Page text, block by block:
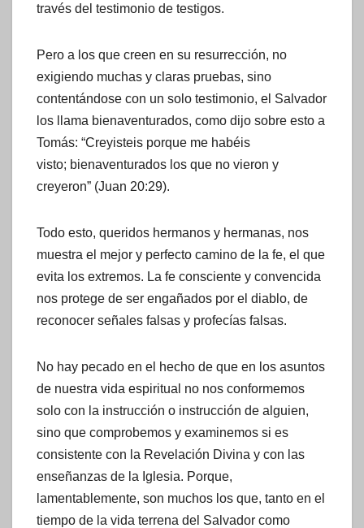
través del testimonio de testigos.
Pero a los que creen en su resurrección, no
exigiendo muchas y claras pruebas, sino
contentándose con un solo testimonio, el Salvador
los llama bienaventurados, como dijo sobre esto a
Tomás: “Creyisteis porque me habéis
visto; bienaventurados los que no vieron y
creyeron” (Juan 20:29).
Todo esto, queridos hermanos y hermanas, nos
muestra el mejor y perfecto camino de la fe, el que
evita los extremos. La fe consciente y convencida
nos protege de ser engañados por el diablo, de
reconocer señales falsas y profecías falsas.
No hay pecado en el hecho de que en los asuntos
de nuestra vida espiritual no nos conformemos
solo con la instrucción o instrucción de alguien,
sino que comprobemos y examinemos si es
consistente con la Revelación Divina y con las
enseñanzas de la Iglesia. Porque,
lamentablemente, son muchos los que, tanto en el
tiempo de la vida terrena del Salvador como